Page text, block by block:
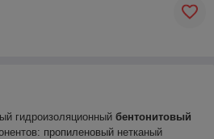
гидроизоляционный бентонитовый
пропиленовый нетканый